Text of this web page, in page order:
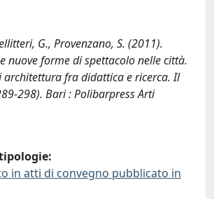
G., Provenzano, S. (2011).
nuove forme di spettacolo nelle città.
fra didattica e ricerca. Il
298). Bari : Polibarpress Arti
in atti di convegno pubblicato in